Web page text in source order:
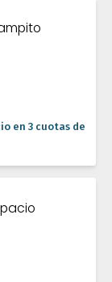
en 3 cuotas de